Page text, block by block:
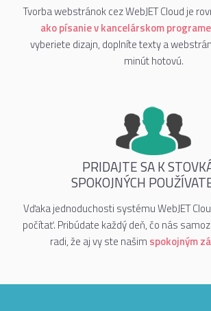
Tvorba webstránok cez WebJET Cloud je
ako písanie v kancelárskom programe
vyberiete dizajn, doplníte texty a
minút hotovú.
PRIDAJTE SA K
SPOKOJNÝCH
Vďaka jednoduchosti systému WebJET
počítať. Pribúdate každý deň, čo nás
radi, že aj vy ste našim spokojným